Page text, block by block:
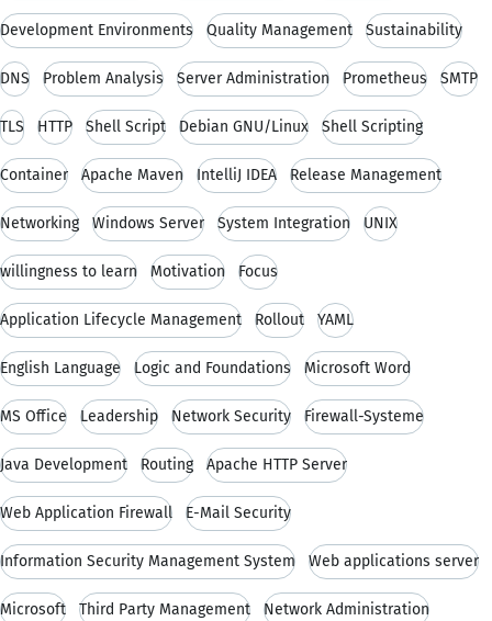
Development Environments Quality Management Sustainability
DNS Problem Analysis Server Administration Prometheus SMTP
TLS HTTP Shell Script Debian GNU/Linux Shell Scripting
Container Apache Maven IntelliJ IDEA Release Management
Networking Windows Server System Integration UNIX
willingness to learn Motivation Focus
Application Lifecycle Management Rollout YAML
English Language Logic and Foundations Microsoft Word
MS Office Leadership Network Security Firewall-Systeme
Java Development Routing Apache HTTP Server
Web Application Firewall E-Mail Security
Information Security Management System Web applications server
Microsoft Third Party Management Network Administration